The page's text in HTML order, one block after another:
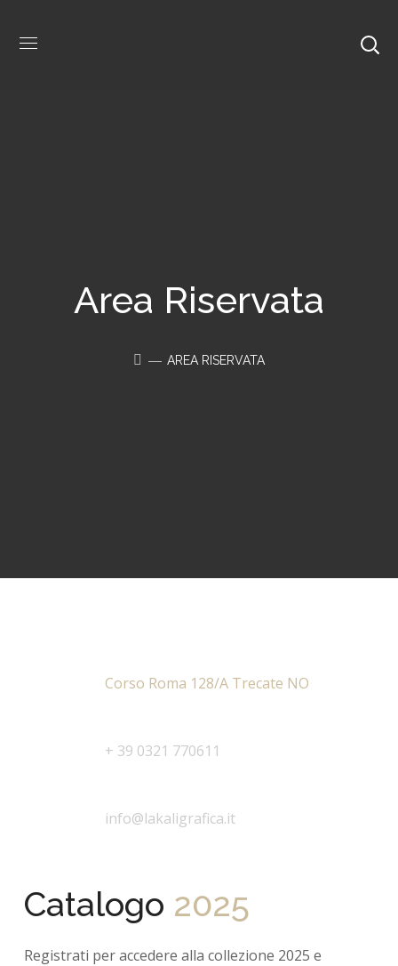
Area Riservata
AREA RISERVATA
Corso Roma 128/A Trecate NO
+ 39 0321 770611
info@lakaligrafica.it
Catalogo 2025
Registrati per accedere alla collezione 2025 e